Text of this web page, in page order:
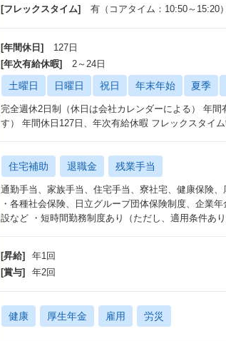
[フレックスタイム]
有（コアタイム：10:50～15:20）
[年間休日]
127日
[年次有給休暇]
2～24日
土曜日 日曜日 祝日 年末年始 夏季
完全週休2日制（休日は会社カレンダーによる） 年
す） 年間休日127日、年次有給休暇 フレックスタイ
住宅補助 退職金 残業手当
通勤手当、家族手当、住宅手当、寮社宅、健康保険
・各種社会保険、日立グループ団体保険制度、企業
設など ・短時間勤務制度あり（ただし、適用条件あり
[昇給]
年1回
[賞与]
年2回
健康 厚生年金 雇用 労災